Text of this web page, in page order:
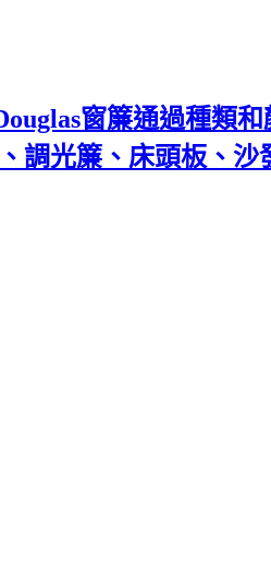
窗簾通過種類
調光簾、床頭板、沙